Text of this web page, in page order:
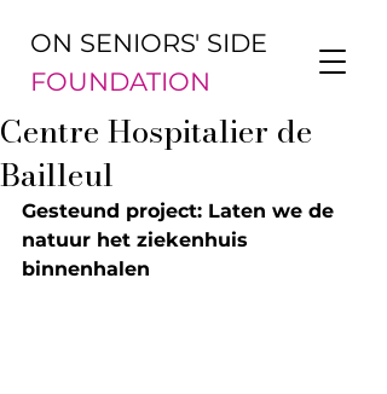
ON SENIORS' SIDE
FOUNDATION
Centre Hospitalier de
Bailleul
Gesteund project: Laten we de
natuur het ziekenhuis
binnenhalen